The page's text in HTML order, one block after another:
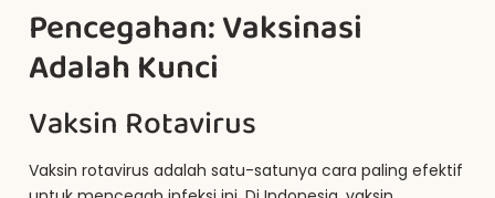
Pencegahan: Vaksinasi
Adalah Kunci
Vaksin Rotavirus
Vaksin rotavirus adalah satu-satunya cara paling efektif